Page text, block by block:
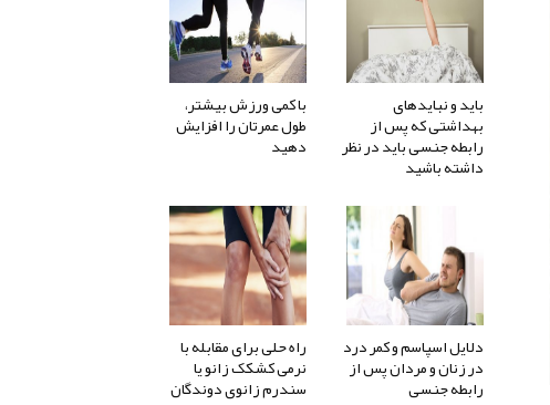
باید و نبایدهای
بهداشتی که پس از
رابطه جنسی باید در نظر
داشته باشید
با کمی ورزش بیشتر،
طول عمرتان را افزایش
دهید
دلایل اسپاسم و کمر درد
در زنان و مردان پس از
رابطه جنسی
راه حلی برای مقابله با
نرمی کشکک زانو یا
سندرم زانوی دوندگان